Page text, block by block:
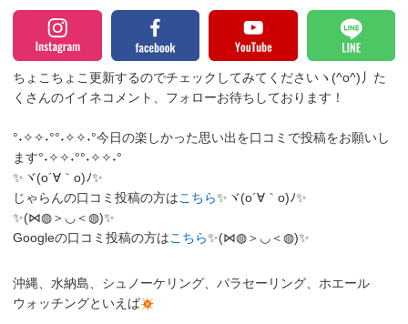
ちょこちょこ更新するのでチェックしてみてくださいヽ(^o^)丿 た
くさんのイイネコメント、フォローお待ちしております！
°˖✧✧˖°°˖✧✧˖°今日の楽しかった思い出を口コミで投稿をお願いし
ます°˖✧✧˖°°˖✧✧˖°
✨ヾ(o´∀｀o)ﾉ✨
じゃらんの口コミ投稿の方はこちら✨ヾ(o´∀｀o)ﾉ✨
✨(⋈◍＞◡＜◍)✨
Googleの口コミ投稿の方はこちら✨(⋈◍＞◡＜◍)✨
沖縄、水納島、シュノーケリング、パラセーリング、ホエール
ウォッチングといえば